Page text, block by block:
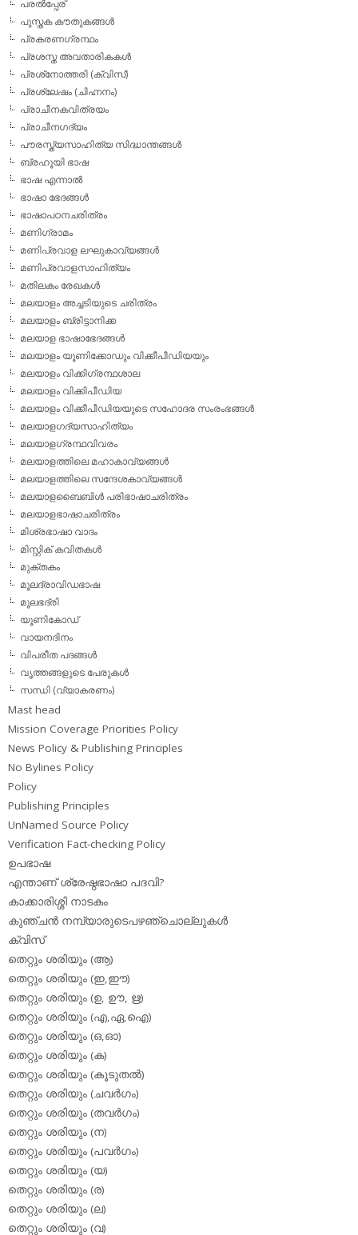
പരല്‍പ്പേര്
പുസ്തക കൗതുകങ്ങള്‍
പ്രകരണഗ്രന്ഥം
പ്രശസ്ത അവതാരികകള്‍
പ്രശ്‌നോത്തരി (ക്വിസ്)
പ്രശ്ലേഷം (ചിഹ്നനം)
പ്രാചീനകവിത്രയം
പ്രാചീനഗദ്യം
പൗരസ്ത്യസാഹിത്യ സിദ്ധാന്തങ്ങള്‍
ബ്രഹൂയി ഭാഷ
ഭാഷ എന്നാല്‍
ഭാഷാ ഭേദങ്ങള്‍
ഭാഷാപഠനചരിത്രം
മണിഗ്രാമം
മണിപ്രവാള ലഘുകാവ്യങ്ങള്‍
മണിപ്രവാളസാഹിത്യം
മതിലകം രേഖകള്‍
മലയാളം അച്ചടിയുടെ ചരിത്രം
മലയാളം ബ്രിട്ടാനിക്ക
മലയാള ഭാഷാഭേദങ്ങള്‍
മലയാളം യൂണിക്കോഡും വിക്കീപീഡിയയും
മലയാളം വിക്കിഗ്രന്ഥശാല
മലയാളം വിക്കിപീഡിയ
മലയാളം വിക്കീപീഡിയയുടെ സഹോദര സംരംഭങ്ങള്‍
മലയാളഗദ്യസാഹിത്യം
മലയാളഗ്രന്ഥവിവരം
മലയാളത്തിലെ മഹാകാവ്യങ്ങള്‍
മലയാളത്തിലെ സന്ദേശകാവ്യങ്ങള്‍
മലയാളബൈബിള്‍ പരിഭാഷാചരിത്രം
മലയാളഭാഷാചരിത്രം
മിശ്രഭാഷാ വാദം
മിസ്റ്റിക് കവിതകള്‍
മുക്തകം
മൂലദ്രാവിഡഭാഷ
മൂലഭദ്രി
യൂണികോഡ്
വായനദിനം
വിപരീത പദങ്ങള്‍
വൃത്തങ്ങളുടെ പേരുകള്‍
സന്ധി (വ്യാകരണം)
Mast head
Mission Coverage Priorities Policy
News Policy & Publishing Principles
No Bylines Policy
Policy
Publishing Principles
UnNamed Source Policy
Verification Fact-checking Policy
ഉപഭാഷ
എന്താണ് ശ്രേഷ്ഠഭാഷാ പദവി?
കാക്കാരിശ്ശി നാടകം
കുഞ്ചന്‍ നമ്പ്യാരുടെപഴഞ്ചൊല്ലുകള്‍
ക്വിസ്
തെറ്റും ശരിയും (ആ)
തെറ്റും ശരിയും (ഇ,ഈ)
തെറ്റും ശരിയും (ഉ, ഊ, ഋ)
തെറ്റും ശരിയും (എ,ഏ,ഐ)
തെറ്റും ശരിയും (ഒ,ഓ)
തെറ്റും ശരിയും (ക)
തെറ്റും ശരിയും (കൂടുതല്‍)
തെറ്റും ശരിയും (ചവര്‍ഗം)
തെറ്റും ശരിയും (തവര്‍ഗം)
തെറ്റും ശരിയും (ന)
തെറ്റും ശരിയും (പവര്‍ഗം)
തെറ്റും ശരിയും (യ)
തെറ്റും ശരിയും (ര)
തെറ്റും ശരിയും (ല)
തെറ്റും ശരിയും (വ)